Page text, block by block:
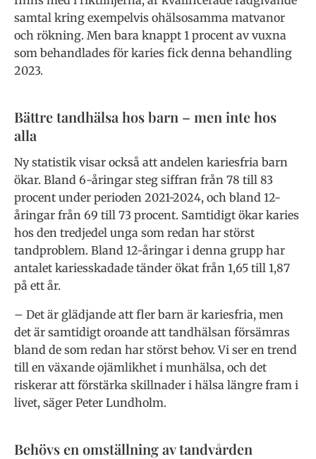
samtal kring exempelvis ohälsosamma matvanor
och rökning. Men bara knappt 1 procent av vuxna
som behandlades för karies fick denna behandling
2023.
Bättre tandhälsa hos barn – men inte hos
alla
Ny statistik visar också att andelen kariesfria barn
ökar. Bland 6-åringar steg siffran från 78 till 83
procent under perioden 2021-2024, och bland 12-
åringar från 69 till 73 procent. Samtidigt ökar karies
hos den tredjedel unga som redan har störst
tandproblem. Bland 12-åringar i denna grupp har
antalet kariesskadade tänder ökat från 1,65 till 1,87
på ett år.
– Det är glädjande att fler barn är kariesfria, men
det är samtidigt oroande att tandhälsan försämras
bland de som redan har störst behov. Vi ser en trend
till en växande ojämlikhet i munhälsa, och det
riskerar att förstärka skillnader i hälsa längre fram i
livet, säger Peter Lundholm.
Behövs en omställning av tandvården